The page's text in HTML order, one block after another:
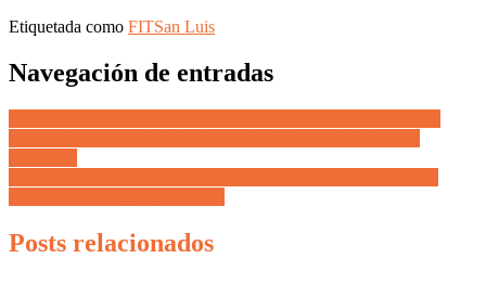
Etiquetada como FITSan Luis
Navegación de entradas
Posts relacionados